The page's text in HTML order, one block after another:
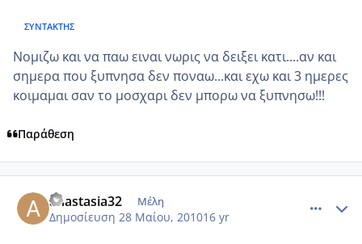
ΣΥΝΤΆΚΤΗΣ
Νομιζω και να παω ειναι νωρις να δειξει κατι....αν και
σημερα που ξυπνησα δεν ποναω...και εχω και 3 ημερες
κοιμαμαι σαν το μοσχαρι δεν μπορω να ξυπνησω!!!
Παράθεση
anastasia32 Μέλη
Δημοσίευση 28 Μαίου, 201016 yr